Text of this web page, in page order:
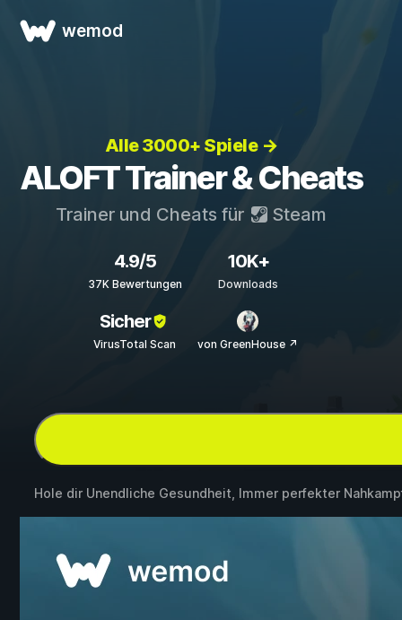
wemod
Alle 3000+ Spiele →
ALOFT Trainer & Cheats
Trainer und Cheats für Steam
4.9/5
37K Bewertungen
10K+
Downloads
Sicher
VirusTotal Scan von GreenHouse ↗
Hole dir Unendliche Gesundheit, Immer perfekter